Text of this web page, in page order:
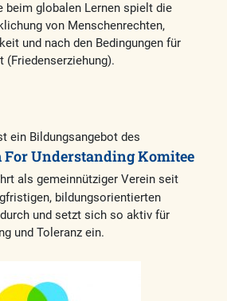
beim globalen Lernen spielt die
von Menschenrechten,
und nach den Bedingungen für
(Friedenserziehung).
ein Bildungsangebot des
For Understanding Komitee
als gemeinnütziger Verein seit
bildungsorientierten
und setzt sich so aktiv für
und Toleranz ein.